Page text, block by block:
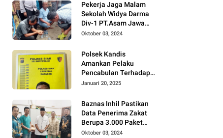
Pekerja Jaga Malam
Sekolah Widya Darma
Div-1 PT.Asam Jawa
Todongkan Senpi
Sumberjo
Oktober 03, 2024
Polsek Kandis
Amankan Pelaku
Pencabulan Terhadap
Dua Anak Kakak-
Gereja
Januari 20, 2025
Baznas Inhil Pastikan
Data Penerima Zakat
Berupa 3.000 Paket
Premium Boxs Sudah
Oktober 03, 2024